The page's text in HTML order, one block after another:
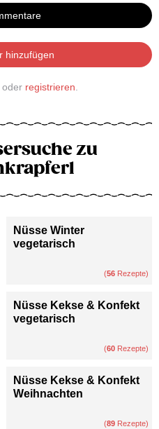
hinzufügen
oder registrieren
zu
Nüsse Winter
vegetarisch
(56 Rezepte)
Nüsse Kekse & Konfekt
vegetarisch
(60 Rezepte)
Nüsse Kekse & Konfekt
Weihnachten
(89 Rezepte)